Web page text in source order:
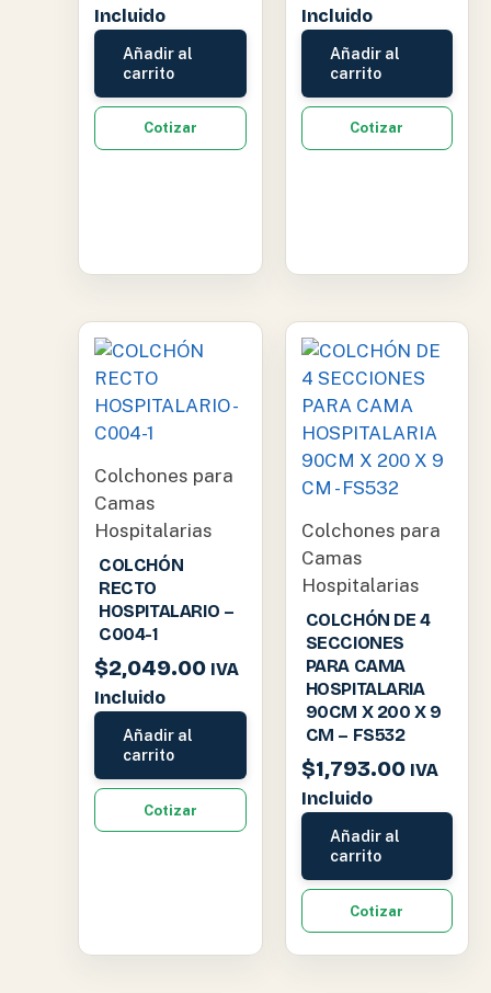
Incluido
Añadir al
carrito
Cotizar
Incluido
Añadir al
carrito
Cotizar
Colchones para
Camas
Hospitalarias
COLCHÓN
RECTO
HOSPITALARIO –
C004-1
$2,049.00 IVA
Incluido
Añadir al
carrito
Cotizar
Colchones para
Camas
Hospitalarias
COLCHÓN DE 4
SECCIONES
PARA CAMA
HOSPITALARIA
90CM X 200 X 9
CM – FS532
$1,793.00 IVA
Incluido
Añadir al
carrito
Cotizar